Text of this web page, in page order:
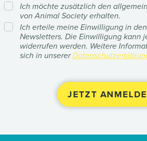
Ich möchte zusätzlich den
von Animal Society erhalten.
Ich erteile meine Einwilligung in
Newsletters. Die Einwilligung kann
widerrufen werden. Weitere
sich in unserer